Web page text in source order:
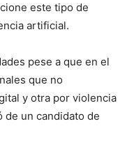
este tipo de
artificial.
pese a que en el
que no
y otra por violencia
de un candidato de